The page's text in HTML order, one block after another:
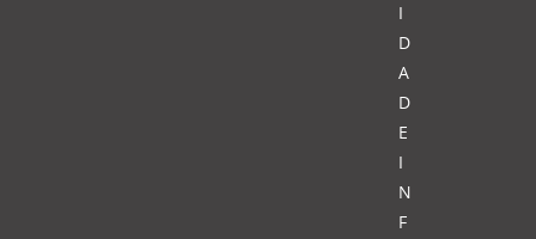
I
D
A
D
E
I
N
F